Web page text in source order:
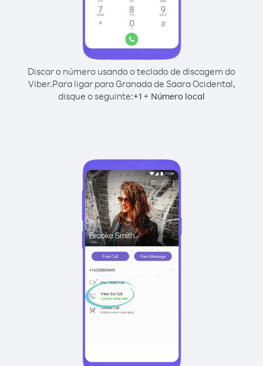
Discar o número usando o teclado de discagem do
Viber.Para ligar para Granada de Saara Ocidental,
disque o seguinte:+1 + Número local